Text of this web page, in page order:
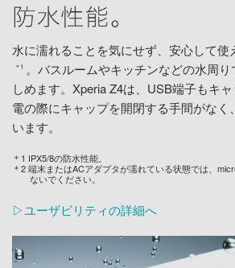
水に濡れることを気にせず、安心して使
＊1 。バスルームやキッチンなどの水周
しめます。Xperia Z4は、USB端子もキ
電の際にキャップを開閉する手間がなく
います。
＊1 IPX5/8の防水性能。
＊2 端末またはACアダプタが濡れている状態では、
ないでください。
▷ユーザビリティの詳細へ